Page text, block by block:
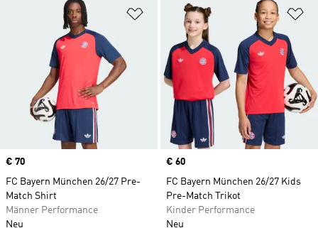
Zur Wunschliste hinzufügen
Price
€ 70
FC Bayern München 26/27 Pre-
Match Shirt
Männer Performance
Neu
Price
€ 60
FC Bayern München 26/27 Kids
Pre-Match Trikot
Kinder Performance
Neu